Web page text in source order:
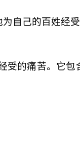
自己的百姓经
的痛苦。它